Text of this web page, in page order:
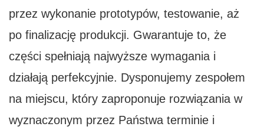
przez wykonanie prototypów, testowanie, aż
po finalizację produkcji. Gwarantuje to, że
części spełniają najwyższe wymagania i
działają perfekcyjnie. Dysponujemy zespołem
na miejscu, który zaproponuje rozwiązania w
wyznaczonym przez Państwa terminie i